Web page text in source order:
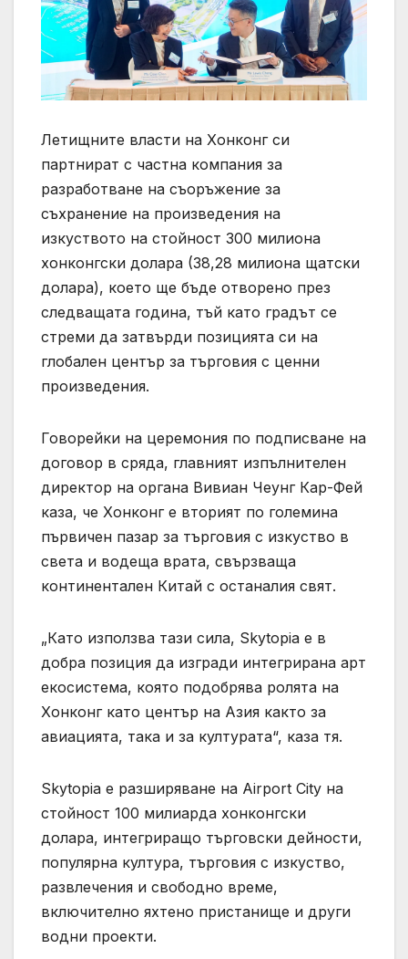
Летищните власти на Хонконг си
партнират с частна компания за
разработване на съоръжение за
съхранение на произведения на
изкуството на стойност 300 милиона
хонконгски долара (38,28 милиона щатски
долара), което ще бъде отворено през
следващата година, тъй като градът се
стреми да затвърди позицията си на
глобален център за търговия с ценни
произведения.
Говорейки на церемония по подписване на
договор в сряда, главният изпълнителен
директор на органа Вивиан Чеунг Кар-Фей
каза, че Хонконг е вторият по големина
първичен пазар за търговия с изкуство в
света и водеща врата, свързваща
континентален Китай с останалия свят.
„Като използва тази сила, Skytopia е в
добра позиция да изгради интегрирана арт
екосистема, която подобрява ролята на
Хонконг като център на Азия както за
авиацията, така и за културата“, каза тя.
Skytopia е разширяване на Airport City на
стойност 100 милиарда хонконгски
долара, интегриращо търговски дейности,
популярна култура, търговия с изкуство,
развлечения и свободно време,
включително яхтено пристанище и други
водни проекти.